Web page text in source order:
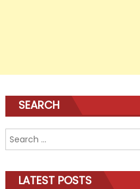
SEARCH
Search
for:
LATEST POSTS